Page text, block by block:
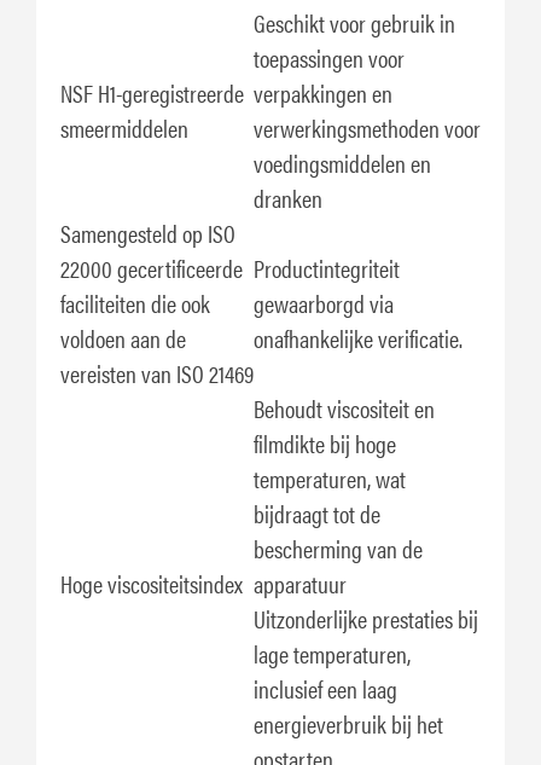
NSF H1-geregistreerde
smeermiddelen
Geschikt voor gebruik in
toepassingen voor
verpakkingen en
verwerkingsmethoden voor
voedingsmiddelen en
dranken
Samengesteld op ISO
22000 gecertificeerde
faciliteiten die ook
voldoen aan de
vereisten van ISO 21469
Productintegriteit
gewaarborgd via
onafhankelijke verificatie.
Hoge viscositeitsindex
Behoudt viscositeit en
filmdikte bij hoge
temperaturen, wat
bijdraagt tot de
bescherming van de
apparatuur
Uitzonderlijke prestaties bij
lage temperaturen,
inclusief een laag
energieverbruik bij het